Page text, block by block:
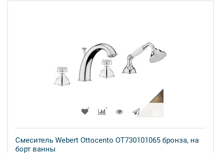
Смеситель Webert Ottocento OT730101065 бронза, на
борт ванны